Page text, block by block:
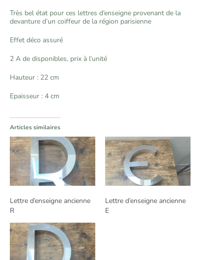
Très bel état pour ces lettres d’enseigne provenant de la
devanture d’un coiffeur de la région parisienne
Effet déco assuré
2 A de disponibles, prix à l’unité
Hauteur : 22 cm
Epaisseur : 4 cm
Articles similaires
Lettre d’enseigne ancienne
R
Lettre d’enseigne ancienne
E